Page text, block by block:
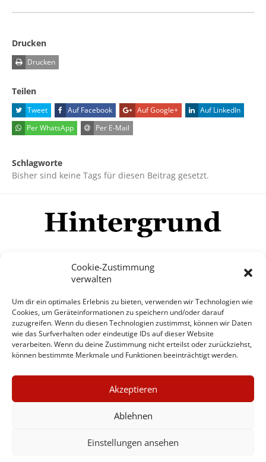
Cookie-Zustimmung
verwalten
Um dir ein optimales Erlebnis zu bieten, verwenden wir Technologien wie
Cookies, um Geräteinformationen zu speichern und/oder darauf
zuzugreifen. Wenn du diesen Technologien zustimmst, können wir Daten
wie das Surfverhalten oder eindeutige IDs auf dieser Website
verarbeiten. Wenn du deine Zustimmung nicht erteilst oder zurückziehst,
können bestimmte Merkmale und Funktionen beeinträchtigt werden.
Akzeptieren
Ablehnen
Einstellungen ansehen
Drucken
Drucken
Teilen
Tweet Auf Facebook Auf Google+
Auf LinkedIn
Per WhatsApp
Per E-Mail
Schlagworte
Bisher sind keine Tags für diesen Beitrag gesetzt.
Mehr
© Copyright Hintergrund.de, 2015 - 2026
Zum Newsletter jetzt kostenlos
anmelden
erscheint ca. alle 4 Wochen
×